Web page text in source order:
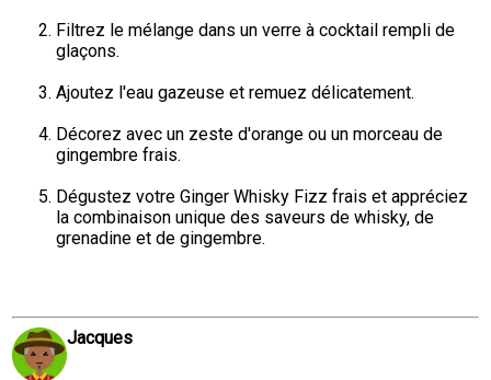
Filtrez le mélange dans un verre à cocktail rempli de
glaçons.
Ajoutez l'eau gazeuse et remuez délicatement.
Décorez avec un zeste d'orange ou un morceau de
gingembre frais.
Dégustez votre Ginger Whisky Fizz frais et appréciez
la combinaison unique des saveurs de whisky, de
grenadine et de gingembre.
Jacques